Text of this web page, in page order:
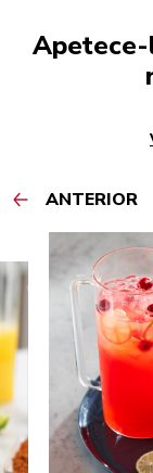
Apetece-
ANTERIOR